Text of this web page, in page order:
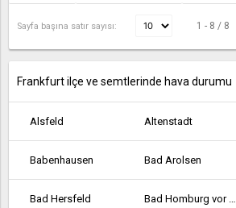
Sayfa başına satır sayısı: 1 - 8 / 8
Frankfurt ilçe ve semtlerinde hava durumu
Alsfeld Altenstadt
Babenhausen Bad Arolsen
Bad Hersfeld Bad Homburg vor der Höhe